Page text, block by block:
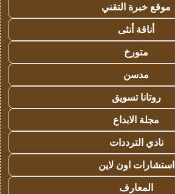
موقع خبرة التقني
أناقة أنثى
متورخ
مدسن
روتانا تسويق
مجلة الابداع
نادي الترددات
استشارات اون لاين
المعارف